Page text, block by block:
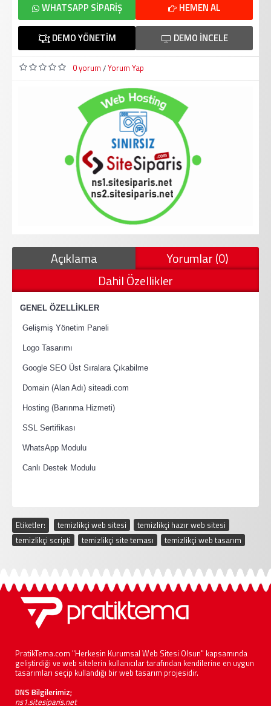
HEMEN AL
WHATSAPP SIPARIŞ
DEMO İNCELE
DEMO YÖNETIM
0 yorum /Yorum Yap
Açıklama
Yorumlar (0)
Dahil Özellikler
GENEL ÖZELLİKLER
Gelişmiş Yönetim Paneli
Logo Tasarımı
Google SEO Üst Sıralara Çıkabilme
Domain (Alan Adı) siteadi.com
Hosting (Barınma Hizmeti)
SSL Sertifikası
WhatsApp Modulu
Canlı Destek Modulu
Etiketler: temizlikçi web sitesi temizlikçi hazır web sitesi
temizlikçi scripti
temizlikçi site teması temizlikçi web tasarım
PratikTema.com "Herkesin Kurumsal Web Sitesi Olsun" kapsamında
geliştirdiği ve web sitelerin kullanıcılar tarafından kendilerine en uygun
tasarımları seçip kullandığı bir web tasarım projesidir.
DNS Bilgilerimiz;
ns1.sitesiparis.net